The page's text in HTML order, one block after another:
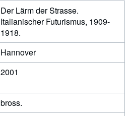
Der Lärm der Strasse.
Italianischer Futurismus, 1909-
1918.
Hannover
2001
bross.